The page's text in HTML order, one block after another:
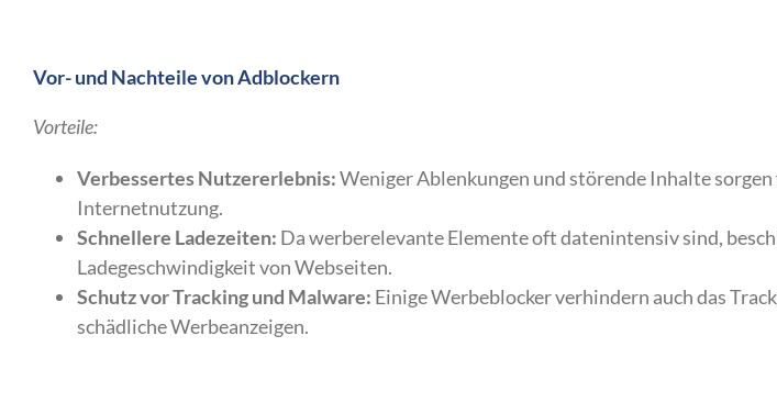
Vor- und Nachteile von Adblockern
Vorteile:
Verbessertes Nutzererlebnis:Weniger Ablenkungen und störende Inhalte
Internetnutzung.
Schnellere Ladezeiten: Da werberelevante Elemente oft datenintensiv sind,
Ladegeschwindigkeit von Webseiten.
Schutz vor Tracking und Malware: Einige Werbeblocker verhindern auch das
schädliche Werbeanzeigen.